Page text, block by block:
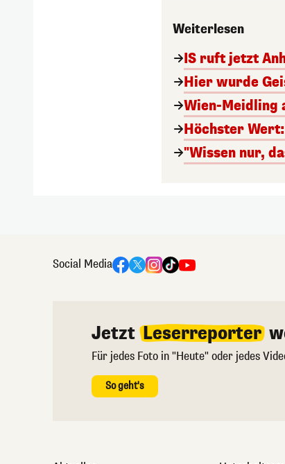
Weiterlesen
IS ruft jetzt
Hier wurde
Wien-Meidling
Höchster
"Wissen nur,
Social Media
Jetzt Leserreporter
Für jedes Foto in "Heute" oder jedes
So geht's